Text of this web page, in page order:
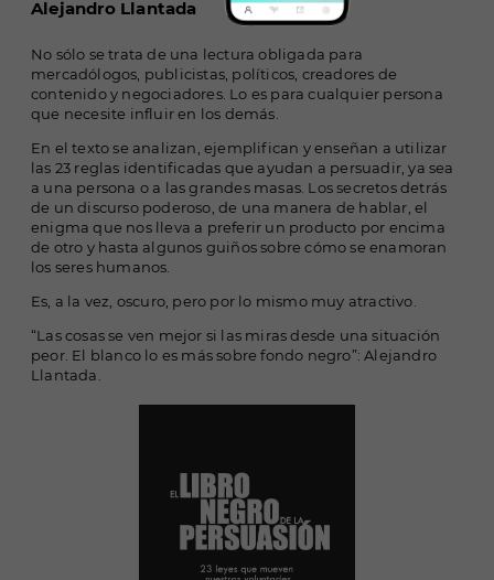
Alejandro Llantada
No sólo se trata de una lectura obligada para
mercadólogos, publicistas, políticos, creadores de
contenido y negociadores. Lo es para cualquier persona
que necesite influir en los demás.
En el texto se analizan, ejemplifican y enseñan a utilizar
las 23 reglas identificadas que ayudan a persuadir, ya sea
a una persona o a las grandes masas. Los secretos detrás
de un discurso poderoso, de una manera de hablar, el
enigma que nos lleva a preferir un producto por encima
de otro y hasta algunos guiños sobre cómo se enamoran
los seres humanos.
Es, a la vez, oscuro, pero por lo mismo muy atractivo.
“Las cosas se ven mejor si las miras desde una situación
peor. El blanco lo es más sobre fondo negro”: Alejandro
Llantada.